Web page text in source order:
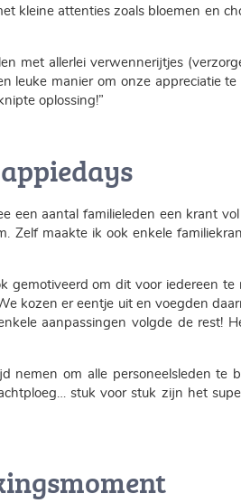
kleine attenties zoals bloemen en
met allerlei verwennerijtjes
leuke manier om onze appreciatie
oplossing!”
een aantal familieleden een krant
Zelf maakte ik ook enkele
gemotiveerd om dit voor iedereen te
kozen er eentje uit en voegden
aanpassingen volgde de rest!
nemen om alle personeelsleden te
stuk voor stuk zijn het